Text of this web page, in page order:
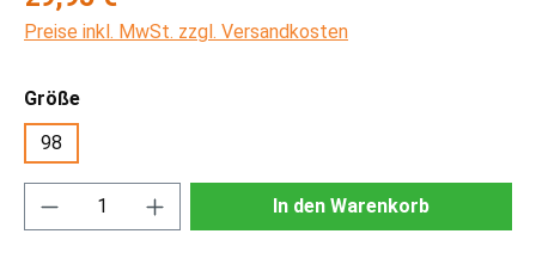
Preise inkl. MwSt. zzgl. Versandkosten
Größeauswählen
98
Produkt Anzahl: Gib den gewünschten
In den Warenkorb